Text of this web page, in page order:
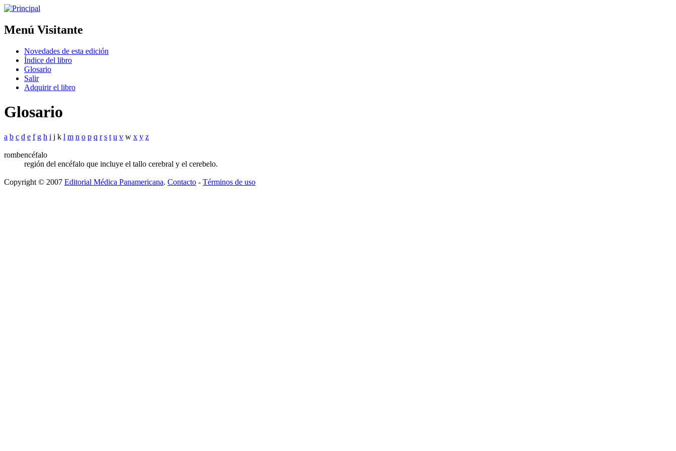
Menú Visitante
Novedades de esta edición
Índice del libro
Glosario
Salir
Adquirir el libro
Glosario
a b c d e f g h i j k l m n o p q r s t u v w x y z
rombencéfalo
región del encéfalo que incluye el tallo cerebral y el cerebelo.
Copyright © 2007 Editorial Médica Panamericana. Contacto - Términos de uso